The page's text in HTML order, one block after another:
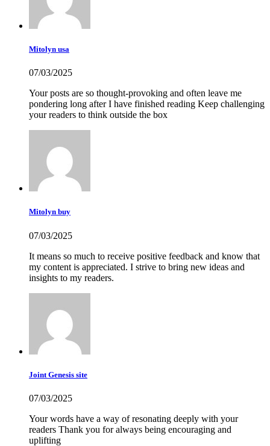
Mitolyn usa
07/03/2025
Your posts are so thought-provoking and often leave me
pondering long after I have finished reading Keep challenging
your readers to think outside the box
Mitolyn buy
07/03/2025
It means so much to receive positive feedback and know that
my content is appreciated. I strive to bring new ideas and
insights to my readers.
Joint Genesis site
07/03/2025
Your words have a way of resonating deeply with your
readers Thank you for always being encouraging and
uplifting